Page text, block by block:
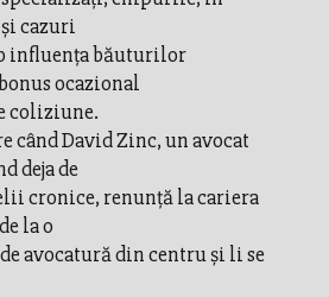
cazuri
influenţa băuturilor
ocazional
coliziune.
când David Zinc, un avocat
deja de
cronice, renunţă la cariera
la o
avocatură din centru şi li se